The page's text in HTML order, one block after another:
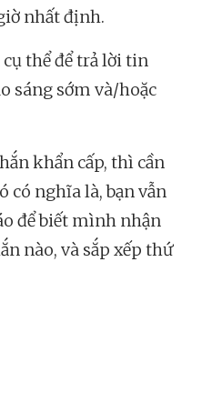
nhất định.
thể để trả lời tin
sáng sớm và/hoặc
khẩn cấp, thì cần
có nghĩa là, bạn vẫn
để biết mình nhận
nào, và sắp xếp thứ